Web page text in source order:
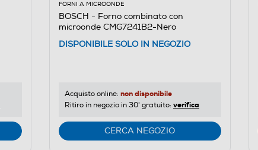
FORNI A MICROONDE
BOSCH - Forno combinato con
microonde CMG7241B2-Nero
DISPONIBILE SOLO IN NEGOZIO
Acquisto online: non disponibile
Ritiro in negozio in 30' gratuito: verifica
CERCA NEGOZIO